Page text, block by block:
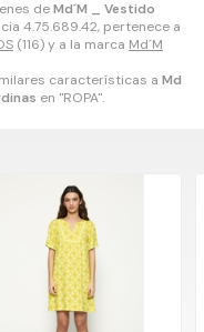
deMd´M _ Vestido
4.75.689.42, pertenece a
(116) y a la marca Md´M
características a Md
en "ROPA".